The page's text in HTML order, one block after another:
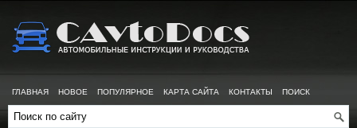
ГЛАВНАЯ НОВОЕ ПОПУЛЯРНОЕ КАРТА САЙТА КОНТАКТЫ ПОИСК